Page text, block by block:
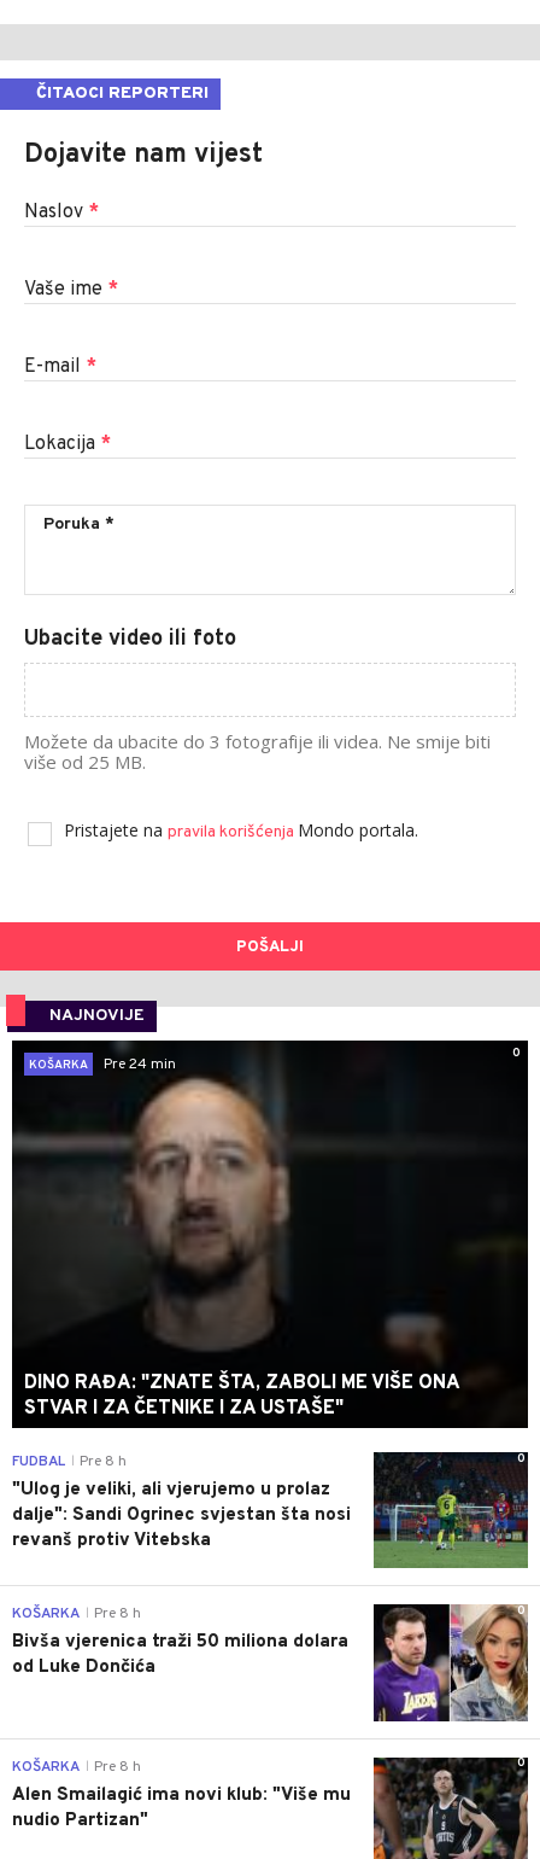
ČITAOCI REPORTERI
Dojavite nam vijest
Naslov *
Vaše ime *
E-mail *
Lokacija *
Ubacite video ili foto
Možete da ubacite do 3 fotografije ili videa. Ne smije biti
više od 25 MB.
Pristajete na pravila korišćenja Mondo portala.
POŠALJI
NAJNOVIJE
0
KOŠARKA
Pre 24 min
DINO RAĐA: "ZNATE ŠTA, ZABOLI ME VIŠE ONA
STVAR I ZA ČETNIKE I ZA USTAŠE"
0
FUDBAL Pre 8 h
"Ulog je veliki, ali vjerujemo u prolaz
dalje": Sandi Ogrinec svjestan šta nosi
revanš protiv Vitebska
0
KOŠARKA Pre 8 h
Bivša vjerenica traži 50 miliona dolara
od Luke Dončića
0
KOŠARKA Pre 8 h
Alen Smailagić ima novi klub: "Više mu
nudio Partizan"